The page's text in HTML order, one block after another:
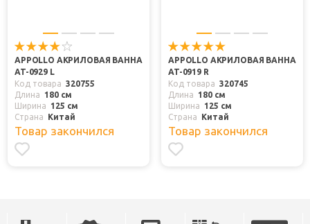
APPOLLO АКРИЛОВАЯ ВАННА
AT-0929 L
Код товара 320755
Длина
180 см
Ширина
125 см
Страна
Китай
Товар закончился
APPOLLO АКРИЛОВАЯ ВАННА
AT-0919 R
Код товара 320745
Длина
180 см
Ширина
125 см
Страна
Китай
Товар закончился